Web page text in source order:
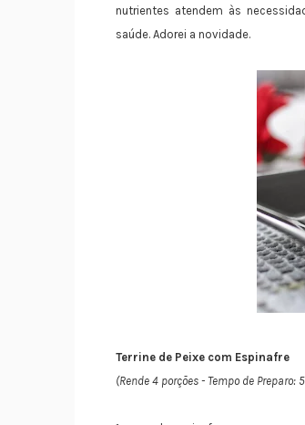
nutrientes atendem às
saúde. Adorei a novidade.
Terrine de Peixe com Espinafre
(Rende 4 porções - Tempo de Preparo: